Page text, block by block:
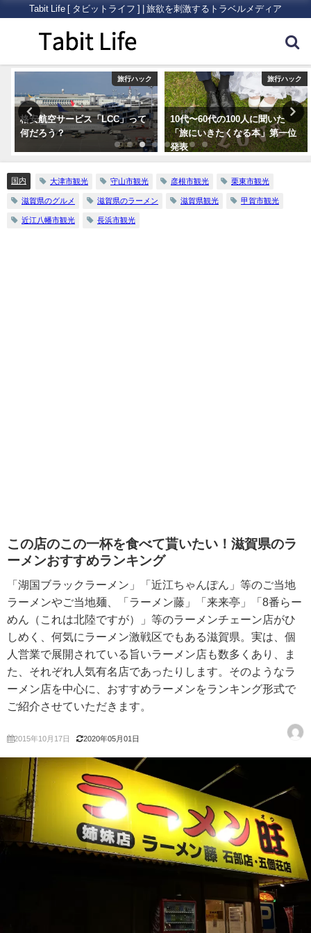
Tabit Life [ タビットライフ ] | 旅欲を刺激するトラベルメディア
旅行ハック
格安航空サービス「LCC」って
何だろう？
旅行ハック
10代〜60代の100人に聞いた
「旅にいきたくなる本」第一位
発表
国内 大津市観光 守山市観光 彦根市観光 栗東市観光
滋賀県のグルメ 滋賀県のラーメン 滋賀県観光 甲賀市観光
近江八幡市観光 長浜市観光
この店のこの一杯を食べて貰いたい！滋賀県のラ
ーメンおすすめランキング
「湖国ブラックラーメン」「近江ちゃんぽん」等のご当地
ラーメンやご当地麺、「ラーメン藤」「来来亭」「8番らー
めん（これは北陸ですが）」等のラーメンチェーン店がひ
しめく、何気にラーメン激戦区でもある滋賀県。実は、個
人営業で展開されている旨いラーメン店も数多くあり、ま
た、それぞれ人気有名店であったりします。そのようなラ
ーメン店を中心に、おすすめラーメンをランキング形式で
ご紹介させていただきます。
2015年10月17日 2020年05月01日